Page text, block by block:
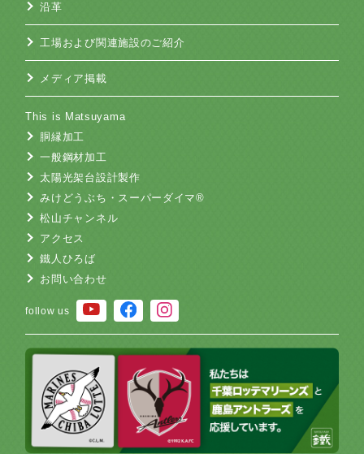
沿革
工場および関連施設のご紹介
メディア掲載
This is Matsuyama
胴縁加工
一般鋼材加工
太陽光架台設計製作
みけどうぶち・スーパーダイマ®
松山チャンネル
アクセス
鐵人ひろば
お問い合わせ
follow us